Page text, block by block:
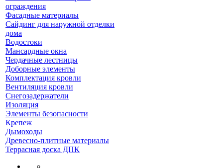
ограждения
Фасадные материалы
Сайдинг для наружной отделки
дома
Водостоки
Мансардные окна
Чердачные лестницы
Доборные элементы
Комплектация кровли
Вентиляция кровли
Снегозадержатели
Изоляция
Элементы безопасности
Крепеж
Дымоходы
Древесно-плитные материалы
Террасная доска ДПК